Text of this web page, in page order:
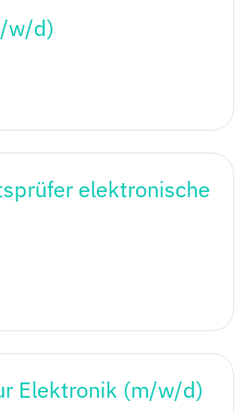
w/d)
elektronische
Elektronik (m/w/d)